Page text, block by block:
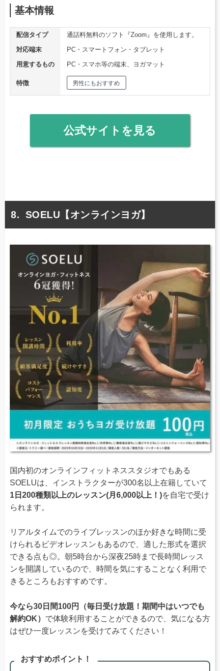
基本情報
配信タイプ
通話料無料のソフト『Zoom』を使用します。
対応端末
PC・スマートフォン・タブレット
用意するもの
PC・スマホ等の端末、ヨガマット
特徴 男性にもおすすめ
公式サイトを見る
SOELU【オンラインヨガ】
国内初のオンラインフィットネススタジオでもある
SOELUは、インストラクターが300名以上在籍していて
1日200種類以上のレッスン(月6,000以上！)を自宅で受け
られます。
リアルタイムでのライブレッスンのほか好きな時間に受
けられるビデオレッスンもあるので、適した形式を選択
できる点も◎。朝5時台から深夜25時まで長時間レッス
ンを開講しているので、時間を気にすることなく利用で
きるところもおすすめです。
今なら30日間100円（毎日受け放題！期間中はいつでも
解約OK） で体験利用することができるので、気になる方
はぜひ一度レッスンを受けてみてください！
おすすめポイント！